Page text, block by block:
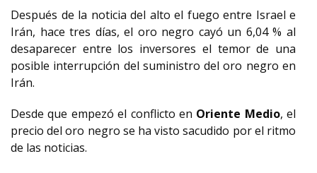
Después de la noticia del alto el fuego entre Israel e
Irán, hace tres días, el oro negro cayó un 6,04 % al
desaparecer entre los inversores el temor de una
posible interrupción del suministro del oro negro en
Irán.
Desde que empezó el conflicto en Oriente Medio, el
precio del oro negro se ha visto sacudido por el ritmo
de las noticias.